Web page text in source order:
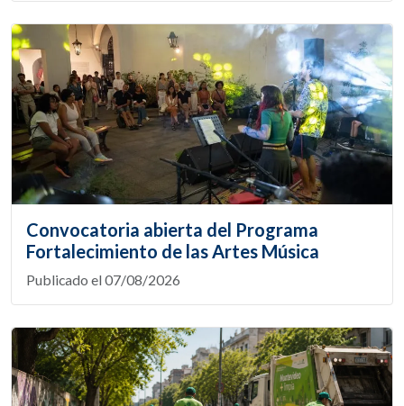
Convocatoria abierta del Programa
Fortalecimiento de las Artes Música
Publicado el 07/08/2026